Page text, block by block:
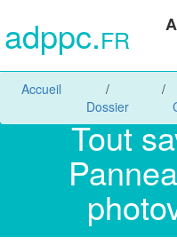
adppc.FR
Accueil
Dossier
Tout